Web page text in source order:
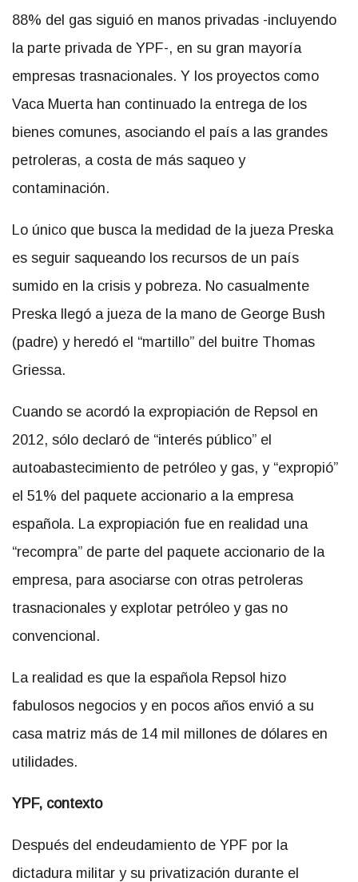
88% del gas siguió en manos privadas -incluyendo
la parte privada de YPF-, en su gran mayoría
empresas trasnacionales. Y los proyectos como
Vaca Muerta han continuado la entrega de los
bienes comunes, asociando el país a las grandes
petroleras, a costa de más saqueo y
contaminación.
Lo único que busca la medidad de la jueza Preska
es seguir saqueando los recursos de un país
sumido en la crisis y pobreza. No casualmente
Preska llegó a jueza de la mano de George Bush
(padre) y heredó el “martillo” del buitre Thomas
Griessa.
Cuando se acordó la expropiación de Repsol en
2012, sólo declaró de “interés público” el
autoabastecimiento de petróleo y gas, y “expropió”
el 51% del paquete accionario a la empresa
española. La expropiación fue en realidad una
“recompra” de parte del paquete accionario de la
empresa, para asociarse con otras petroleras
trasnacionales y explotar petróleo y gas no
convencional.
La realidad es que la española Repsol hizo
fabulosos negocios y en pocos años envió a su
casa matriz más de 14 mil millones de dólares en
utilidades.
YPF, contexto
Después del endeudamiento de YPF por la
dictadura militar y su privatización durante el